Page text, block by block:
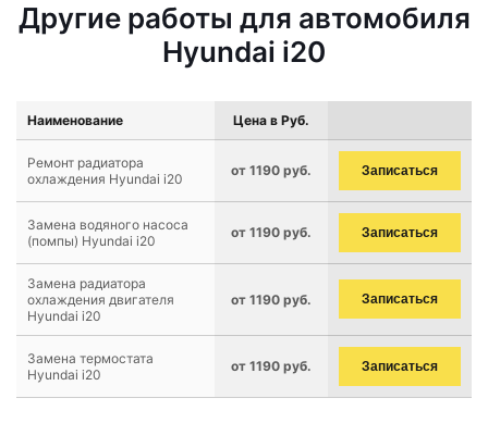
Другие работы для автомобиля
Hyundai i20
Наименование Цена в Руб.
Ремонт радиатора
охлаждения Hyundai i20
от 1190 руб. Записаться
Замена водяного насоса
(помпы) Hyundai i20
от 1190 руб. Записаться
Замена радиатора
охлаждения двигателя
Hyundai i20
от 1190 руб. Записаться
Замена термостата
Hyundai i20
от 1190 руб. Записаться